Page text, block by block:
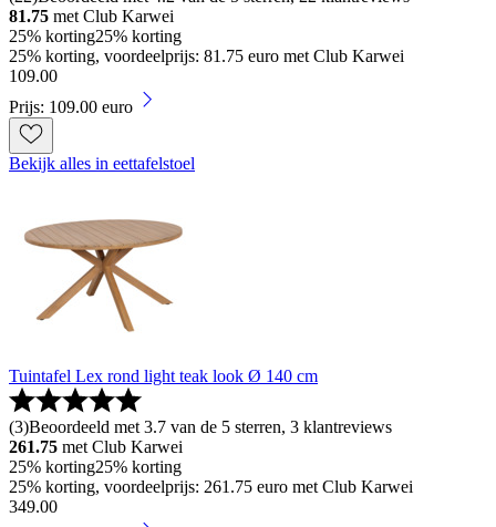
81.75 met Club Karwei
25% korting25% korting
25% korting, voordeelprijs: 81.75 euro met Club Karwei
109.00
Prijs: 109.00 euro
Bekijk alles in eettafelstoel
Tuintafel Lex rond light teak look Ø 140 cm
(3)Beoordeeld met 3.7 van de 5 sterren, 3 klantreviews
261.75 met Club Karwei
25% korting25% korting
25% korting, voordeelprijs: 261.75 euro met Club Karwei
349.00